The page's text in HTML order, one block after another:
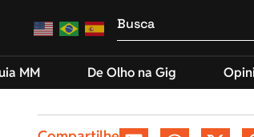
MM De Olho na Gig